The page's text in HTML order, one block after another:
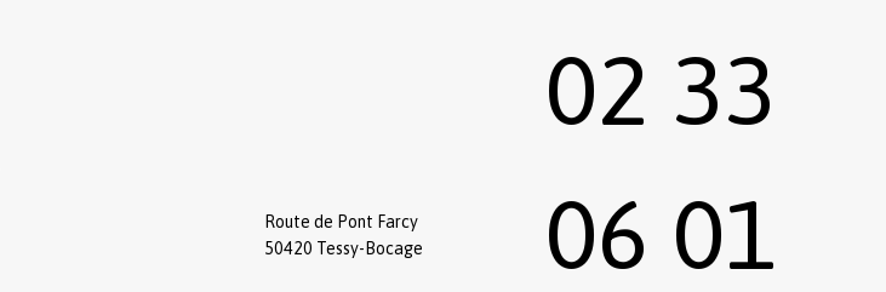
Route de Pont Farcy
50420 Tessy-Bocage
02 33
06 01